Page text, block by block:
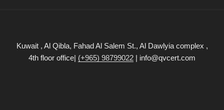
Kuwait , Al Qibla, Fahad Al Salem St., Al Dawlyia complex ,
4th floor office| (+965) 98799022 | info@qvcert.com